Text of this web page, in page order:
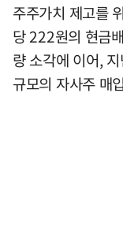
주주가치 제고를
당 222원의 현금
량 소각에 이어,
규모의 자사주 매